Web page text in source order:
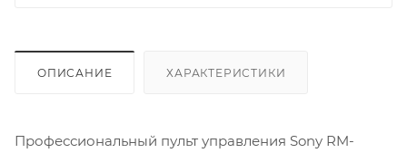
ОПИСАНИЕ ХАРАКТЕРИСТИКИ
Профессиональный пульт управления Sony RM-